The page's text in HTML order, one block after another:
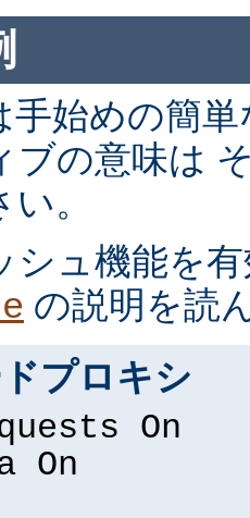
手始めの簡
ブの意味は
。
シュ機能を
の説明を読
プロキシ
On
On